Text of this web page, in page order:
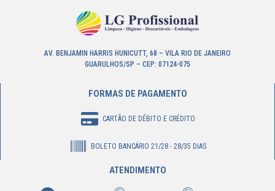
AV. BENJAMIN HARRIS HUNICUTT, 68 – VILA RIO DE JANEIRO
GUARULHOS/SP – CEP: 07124-075
FORMAS DE PAGAMENTO
CARTÃO DE DÉBITO E CRÉDITO
BOLETO BANCÁRIO 21/28 - 28/35 DIAS
ATENDIMENTO